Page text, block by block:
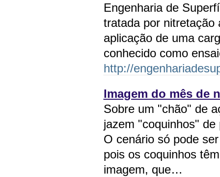
Engenharia de
tratada por nitretação
aplicação de uma
conhecido como
http://
Imagem do mês de
Sobre um "chão" de
jazem "coquinhos"
O cenário só pode
pois os coquinhos
imagem, que…